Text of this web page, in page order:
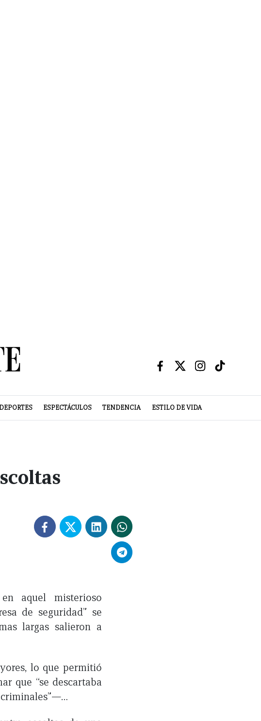
DEPORTES ESPECTÁCULOS TENDENCIA ESTILO DE VIDA
aquel misterioso
de seguridad” se
largas salieron a
lo que permitió
que “se descartaba